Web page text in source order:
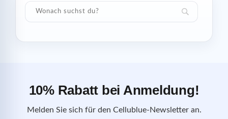
10% Rabatt bei Anmeldung!
Melden Sie sich für den Cellublue-Newsletter an.